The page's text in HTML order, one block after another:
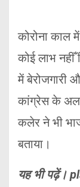
कोरोना काल
कोई लाभ नहीँ
में बेरोजगारी
कांग्रेस के
कलेर ने भी
बताया।
यह भी पढ़ें।